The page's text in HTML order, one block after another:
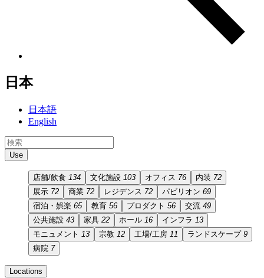
日本
日本語
English
Use
店舗/飲食 134 文化施設 103 オフィス 76 内装 72
展示 72 商業 72 レジデンス 72 パビリオン 69
宿泊・娯楽 65 教育 56 プロダクト 56 交流 49
公共施設 43 家具 22 ホール 16 インフラ 13
モニュメント 13 宗教 12 工場/工房 11 ランドスケープ 9
病院 7
Locations